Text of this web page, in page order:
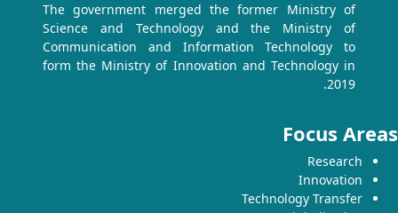
The government merged the former Ministry of
Science and Technology and the Ministry of
Communication and Information Technology to
form the Ministry of Innovation and Technology in
2019.
Focus
Research
Innovation
Technology Transfer